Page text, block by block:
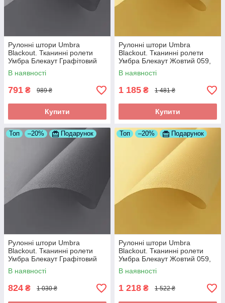
Рулонні штори Umbra
Blackout. Тканинні ролети
Умбра Блекаут Графітовий
061, 425
В наявності
791 ₴ 989 ₴
Купити
Рулонні штори Umbra
Blackout. Тканинні ролети
Умбра Блекаут Жовтий 059,
725
В наявності
1 185 ₴ 1 481 ₴
Купити
Топ –20% Подарунок
Рулонні штори Umbra
Blackout. Тканинні ролети
Умбра Блекаут Графітовий
061, 450
В наявності
824 ₴ 1 030 ₴
Топ –20% Подарунок
Рулонні штори Umbra
Blackout. Тканинні ролети
Умбра Блекаут Жовтий 059,
750
В наявності
1 218 ₴ 1 522 ₴